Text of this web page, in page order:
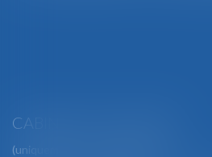
CABINET SECONDAIRE
(uniquement sur rendez-vous)